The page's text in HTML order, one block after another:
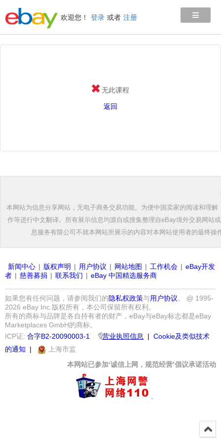
≡
欢迎您！ 登录 或者 注册
无此课程
返回
本网站为信息分享网站，无电子商务交易功能。为便中国卖家的阅读和理
作等进行中文翻译。所有展示信息均源自或搜集整理自eBay境外交易网站
息服务有限公司不就本网站所展示的内容对本网站使用者的最终
新闻中心 | 版权声明 | 用户协议 | 网站地图 | 工作机会 | eBay开发
者 | 慈善募捐 | 联系我们 | eBay 中国精选服务商
如果您有任何问题，请参阅我们的隐私权政策与用户协议。 @ 1995-
2026 eBay Inc.版权所有，本公司保留所有权利。
所有的商标与品牌是各自持有者的财产，eBay与eBay标志都是eBay
Marketplaces GmbH的商标。
ICP证: 合字B2-20090003-1 营业执照信息 | Cookie及类似技术
的通知 |
上海市监
本网站已参加‘诚信上网，规范经营’倡议承诺活动